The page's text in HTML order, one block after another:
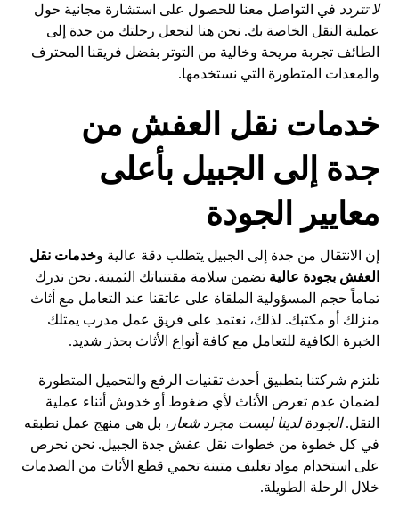
لا تتردد في التواصل معنا للحصول على استشارة مجانية حول
عملية النقل الخاصة بك. نحن هنا لنجعل رحلتك من جدة إلى
الطائف تجربة مريحة وخالية من التوتر بفضل فريقنا المحترف
والمعدات المتطورة التي نستخدمها.
خدمات نقل العفش من
جدة إلى الجبيل بأعلى
معايير الجودة
إن الانتقال من جدة إلى الجبيل يتطلب دقة عالية وخدمات نقل
العفش بجودة عالية تضمن سلامة مقتنياتك الثمينة. نحن ندرك
تماماً حجم المسؤولية الملقاة على عاتقنا عند التعامل مع أثاث
منزلك أو مكتبك. لذلك، نعتمد على فريق عمل مدرب يمتلك
الخبرة الكافية للتعامل مع كافة أنواع الأثاث بحذر شديد.
تلتزم شركتنا بتطبيق أحدث تقنيات الرفع والتحميل المتطورة
لضمان عدم تعرض الأثاث لأي ضغوط أو خدوش أثناء عملية
النقل.الجودة لدينا ليست مجرد شعار ، بل هي منهج عمل نطبقه
في كل خطوة من خطوات نقل عفش جدة الجبيل. نحن نحرص
على استخدام مواد تغليف متينة تحمي قطع الأثاث من الصدمات
خلال الرحلة الطويلة.